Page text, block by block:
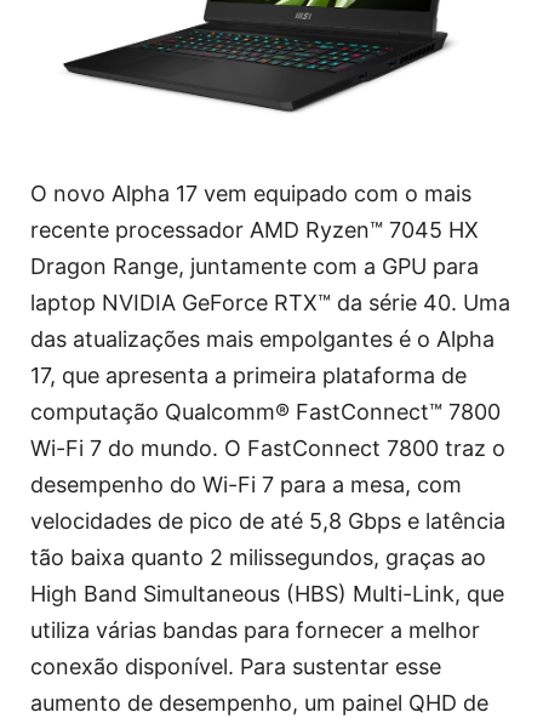
O novo Alpha 17 vem equipado com o mais
recente processador AMD Ryzen™ 7045 HX
Dragon Range, juntamente com a GPU para
laptop NVIDIA GeForce RTX™ da série 40. Uma
das atualizações mais empolgantes é o Alpha
17, que apresenta a primeira plataforma de
computação Qualcomm® FastConnect™ 7800
Wi-Fi 7 do mundo. O FastConnect 7800 traz o
desempenho do Wi-Fi 7 para a mesa, com
velocidades de pico de até 5,8 Gbps e latência
tão baixa quanto 2 milissegundos, graças ao
High Band Simultaneous (HBS) Multi-Link, que
utiliza várias bandas para fornecer a melhor
conexão disponível. Para sustentar esse
aumento de desempenho, um painel QHD de